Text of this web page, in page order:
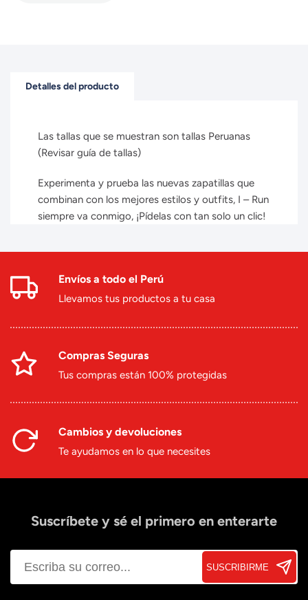
Detalles del producto
Las tallas que se muestran son tallas Peruanas
(Revisar guía de tallas)
Experimenta y prueba las nuevas zapatillas que
combinan con los mejores estilos y outfits, I – Run
siempre va conmigo, ¡Pídelas con tan solo un clic!
Envíos a todo el Perú
Llevamos tus productos a tu casa
Compras Seguras
Tus compras están 100% protegidas
Cambios y devoluciones
Te ayudamos en lo que necesites
Suscríbete y sé el primero en enterarte
SUSCRIBIRME